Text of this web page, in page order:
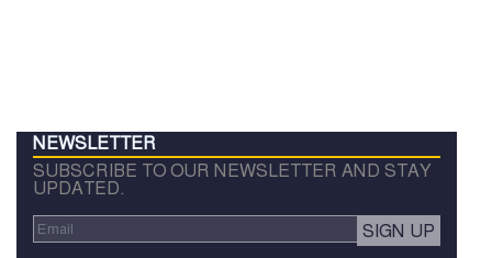
NEWSLETTER
SUBSCRIBE TO OUR NEWSLETTER AND STAY
UPDATED.